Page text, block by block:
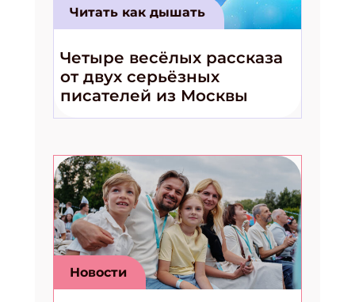
Читать как дышать
Четыре весёлых рассказа
от двух серьёзных
писателей из Москвы
Новости